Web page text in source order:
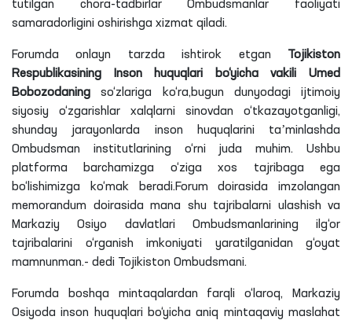
tutilgan chora-tadbirlar Ombudsmanlar faoliyati
samaradorligini oshirishga xizmat qiladi.
Forumda onlayn tarzda ishtirok etgan Tojikiston
Respublikasining Inson huquqlari bo‘yicha vakili Umed
Bobozodaning
so‘zlariga ko‘ra,bugun dunyodagi ijtimoiy
siyosiy o‘zgarishlar xalqlarni sinovdan o‘tkazayotganligi,
shunday jarayonlarda inson huquqlarini taʼminlashda
Ombudsman institutlarining o‘rni juda muhim. Ushbu
platforma barchamizga o‘ziga xos tajribaga ega
bo‘lishimizga ko‘mak beradi.Forum doirasida imzolangan
memorandum doirasida mana shu tajribalarni ulashish va
Markaziy Osiyo davlatlari Ombudsmanlarining ilg‘or
tajribalarini o‘rganish imkoniyati yaratilganidan g‘oyat
mamnunman.- dedi Tojikiston Ombudsmani.
Forumda boshqa mintaqalardan farqli o‘laroq, Markaziy
Osiyoda inson huquqlari bo‘yicha aniq mintaqaviy maslahat